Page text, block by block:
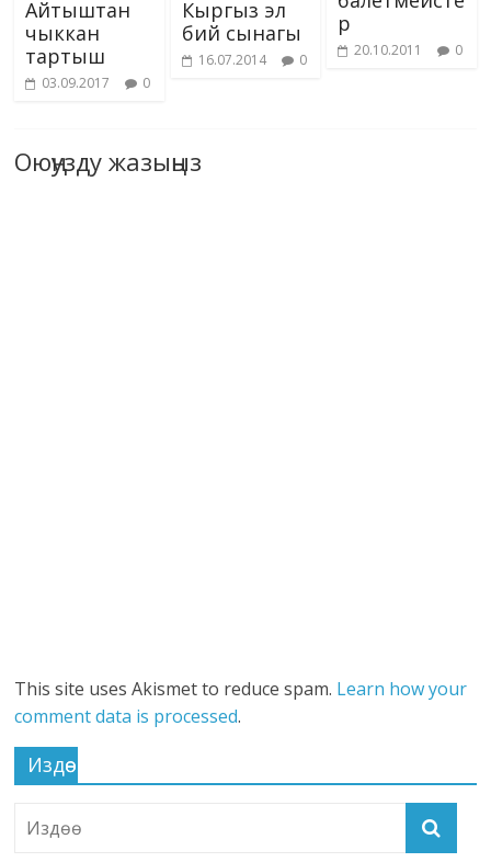
Айтыштан
чыккан
тартыш
03.09.2017 0
Кыргыз эл
бий сынагы
16.07.2014 0
р
20.10.2011 0
Оюңузду жазыңыз
This site uses Akismet to reduce spam. Learn how your
comment data is processed.
Издөө